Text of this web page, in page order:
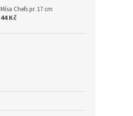
Mísa Chefs pr. 17 cm
44 Kč